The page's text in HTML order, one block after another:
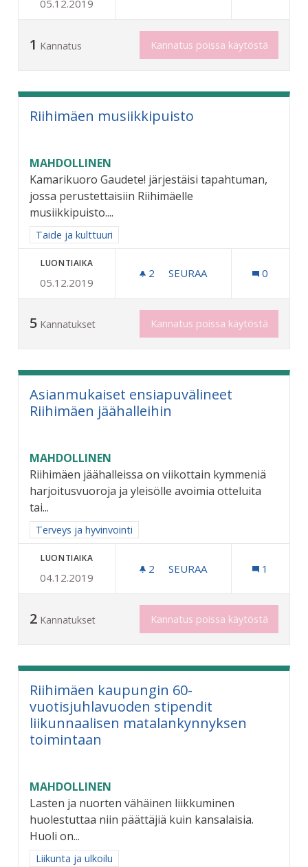
05.12.2019
1 Kannatus Kannatus poissa käytöstä
Riihimäen musiikkipuisto
MAHDOLLINEN
Kamarikuoro Gaudete! järjestäisi tapahtuman,
jossa perustettaisiin Riihimäelle
musiikkipuisto....
Rajaa tulokset aihepiirin mukaan: Taide ja kulttuuri
Taide ja kulttuuri
LUONTIAIKA
05.12.2019
2 2 SEURAAJAA
SEURAA 0
5 Kannatukset Kannatus poissa käytöstä
Asianmukaiset ensiapuvälineet
Riihimäen jäähalleihin
MAHDOLLINEN
Riihimäen jäähalleissa on viikottain kymmeniä
harjoitusvuoroja ja yleisölle avoimia otteluita
tai...
Rajaa tulokset aihepiirin mukaan: Terveys ja hyvinvointi
Terveys ja hyvinvointi
LUONTIAIKA
04.12.2019
2 2 SEURAAJAA
SEURAA 1
2 Kannatukset Kannatus poissa käytöstä
Riihimäen kaupungin 60-
vuotisjuhlavuoden stipendit
liikunnaalisen matalankynnyksen
toimintaan
MAHDOLLINEN
Lasten ja nuorten vähäinen liikkuminen
huolestuttaa niin päättäjiä kuin kansalaisia.
Huoli on...
Rajaa tulokset aihepiirin mukaan: Liikunta ja ulkoilu
Liikunta ja ulkoilu